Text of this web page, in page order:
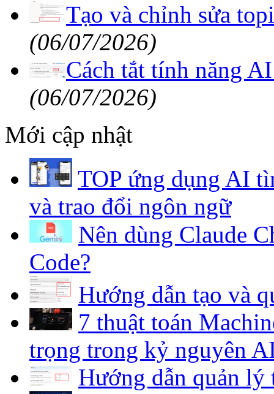
Tạo và chỉnh sửa
(06/07/2026)
Cách tắt tính năng
(06/07/2026)
Mới cập nhật
TOP ứng dụng AI
và trao đổi ngôn ngữ
Nên dùng Claude
Code?
Hướng dẫn tạo và
7 thuật toán
trọng trong kỷ nguyên
Hướng dẫn quản lý